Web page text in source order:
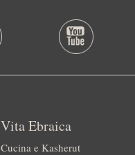
Vita Ebraica
Cucina e Kasherut